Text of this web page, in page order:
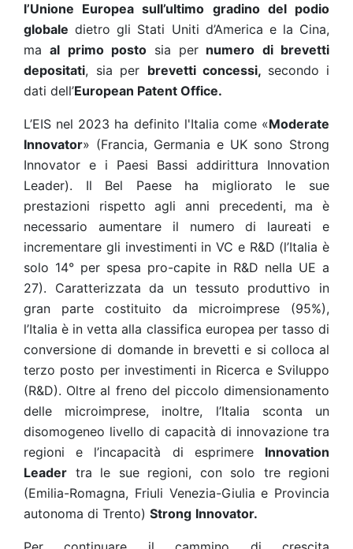
l’Unione Europea sull’ultimo gradino del podio
globale dietro gli Stati Uniti d’America e la Cina,
ma al primo posto sia pernumero di brevetti
depositati, sia per brevetti concessi, secondo i
dati dell’European Patent Office.
L’EIS nel 2023 ha definito l'Italia come «Moderate
Innovator» (Francia, Germania e UK sono Strong
Innovator e i Paesi Bassi addirittura Innovation
Leader). Il Bel Paese ha migliorato le sue
prestazioni rispetto agli anni precedenti, ma è
necessario aumentare il numero di laureati e
incrementare gli investimenti in VC e R&D (l’Italia è
solo 14° per spesa pro-capite in R&D nella UE a
27). Caratterizzata da un tessuto produttivo in
gran parte costituito da microimprese (95%),
l’Italia è in vetta alla classifica europea per tasso di
conversione di domande in brevetti e si colloca al
terzo posto per investimenti in Ricerca e Sviluppo
(R&D). Oltre al freno del piccolo dimensionamento
delle microimprese, inoltre, l’Italia sconta un
disomogeneo livello di capacità di innovazione tra
regioni e l’incapacità di esprimere
Innovation
Leader tra le sue regioni, con solo tre regioni
(Emilia-Romagna, Friuli Venezia-Giulia e Provincia
autonoma di Trento) Strong Innovator.